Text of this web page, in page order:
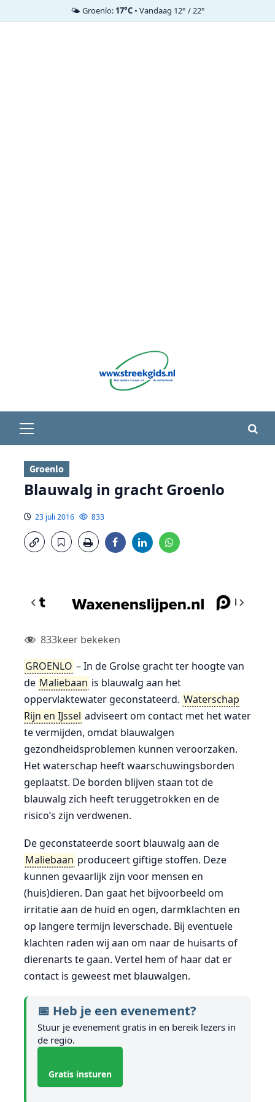
🌤️ Groenlo: 17°C• Vandaag 12° / 22°
menu
Groenlo
Blauwalg in gracht Groenlo
23 juli 2016 833
833keer bekeken
GROENLO – In de Grolse gracht ter hoogte van
de Maliebaan is blauwalg aan het
oppervlaktewater geconstateerd. Waterschap
Rijn en IJssel adviseert om contact met het water
te vermijden, omdat blauwalgen
gezondheidsproblemen kunnen veroorzaken.
Het waterschap heeft waarschuwingsborden
geplaatst. De borden blijven staan tot de
blauwalg zich heeft teruggetrokken en de
risico’s zijn verdwenen.
De geconstateerde soort blauwalg aan de
Maliebaan produceert giftige stoffen. Deze
kunnen gevaarlijk zijn voor mensen en
(huis)dieren. Dan gaat het bijvoorbeeld om
irritatie aan de huid en ogen, darmklachten en
op langere termijn leverschade. Bij eventuele
klachten raden wij aan om naar de huisarts of
dierenarts te gaan. Vertel hem of haar dat er
contact is geweest met blauwalgen.
📅 Heb je een evenement?
Stuur je evenement gratis in en bereik lezers in
de regio.
Gratis insturen